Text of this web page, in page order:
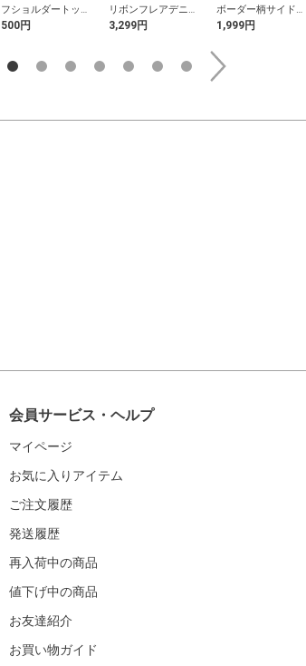
フショルダートップ
ス
500円
リボンフレアデニム
パンツ
3,299円
ボーダー柄サイドリ
ボンビキニ水着
1,999円
会員サービス・ヘルプ
マイページ
お気に入りアイテム
ご注文履歴
発送履歴
再入荷中の商品
値下げ中の商品
お友達紹介
お買い物ガイド